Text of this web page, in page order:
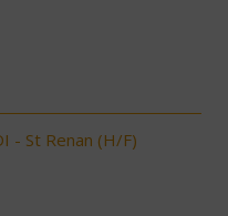
- St Renan (H/F)